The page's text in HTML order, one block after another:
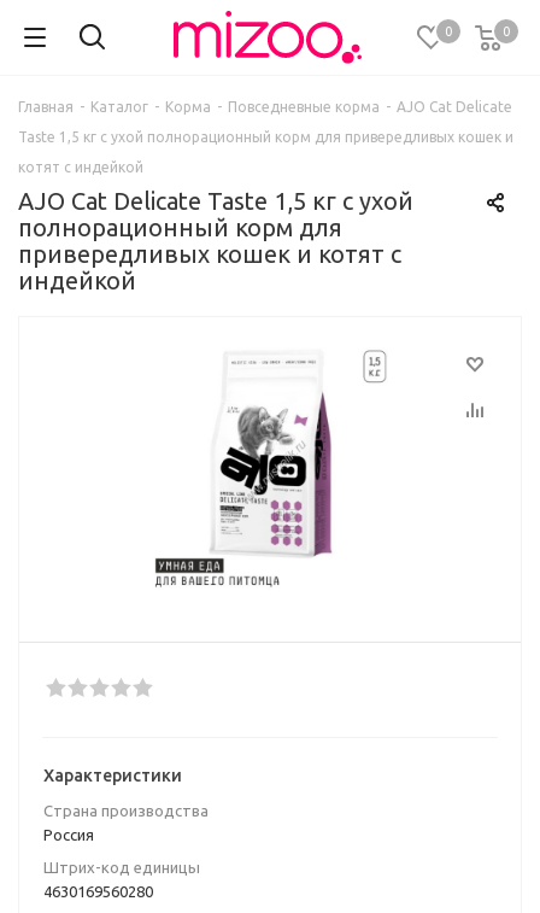
0 0
Главная - Каталог - Корма - Повседневные корма - AJO Cat Delicate
Taste 1,5 кг с ухой полнорационный корм для привередливых кошек и
котят с индейкой
AJO Cat Delicate Taste 1,5 кг с ухой
полнорационный корм для
привередливых кошек и котят с
индейкой
Характеристики
Страна производства
Poccия
Штрих-код единицы
4630169560280